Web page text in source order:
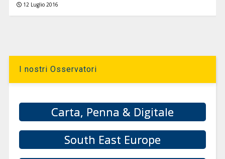
12 Luglio 2016
I nostri Osservatori
Carta, Penna & Digitale
South East Europe